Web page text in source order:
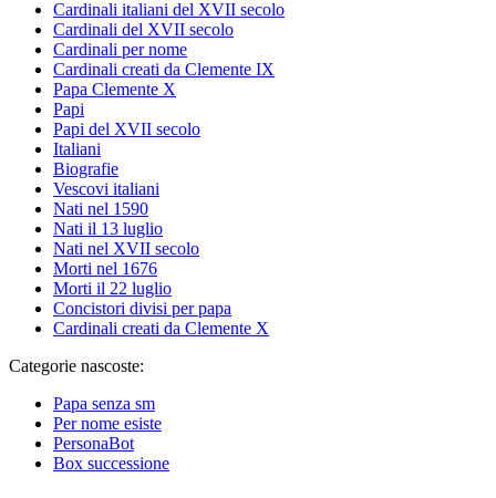
Cardinali italiani del XVII secolo
Cardinali del XVII secolo
Cardinali per nome
Cardinali creati da Clemente IX
Papa Clemente X
Papi
Papi del XVII secolo
Italiani
Biografie
Vescovi italiani
Nati nel 1590
Nati il 13 luglio
Nati nel XVII secolo
Morti nel 1676
Morti il 22 luglio
Concistori divisi per papa
Cardinali creati da Clemente X
Categorie nascoste:
Papa senza sm
Per nome esiste
PersonaBot
Box successione